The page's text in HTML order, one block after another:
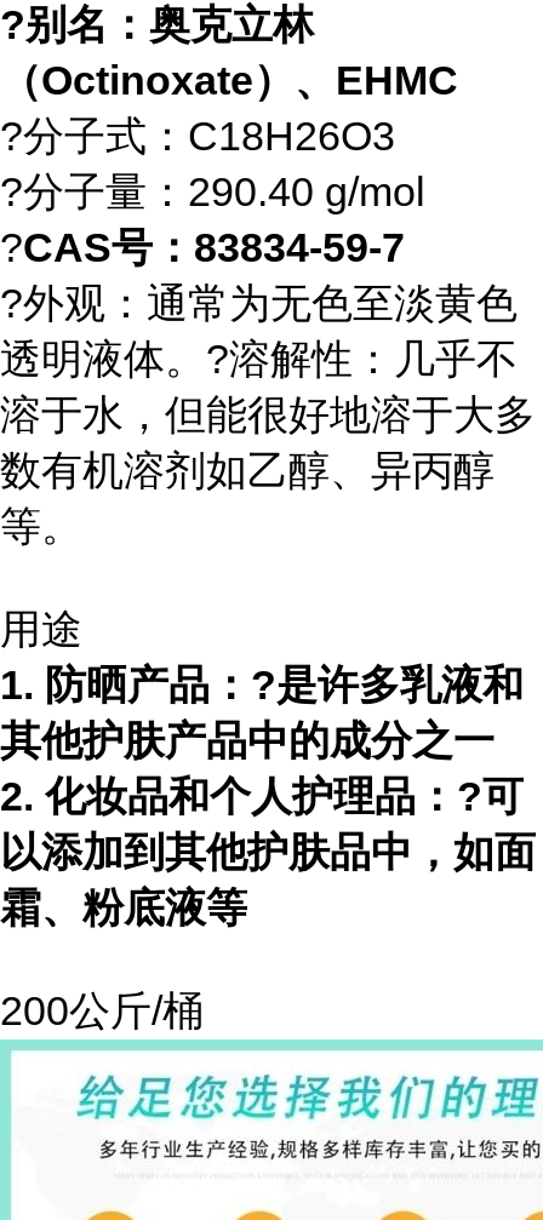
?别名：奥克立林
（Octinoxate）、EHMC
?分子式：C18H26O3
?分子量：290.40 g/mol
?CAS号：83834-59-7
?外观：通常为无色至淡黄色
透明液体。?溶解性：几乎不
溶于水，但能很好地溶于大多
数有机溶剂如乙醇、异丙醇
等。
用途
1. 防晒产品：?是许多乳液和
其他护肤产品中的成分之一
2. 化妆品和个人护理品：?可
以添加到其他护肤品中，如面
霜、粉底液等
200公斤/桶